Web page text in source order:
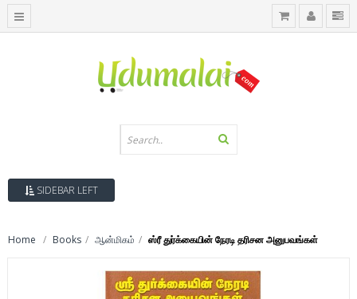
SIDEBAR LEFT
Home Books ஆன்மிகம் ஸ்ரீ துர்க்கையின் நேரடி தரிசன அனுபவங்கள்